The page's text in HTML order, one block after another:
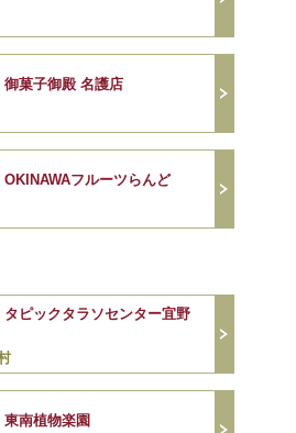
御菓子御殿 名護店
OKINAWAフルーツらんど
タピックタラソセンター宜野
東南植物楽園